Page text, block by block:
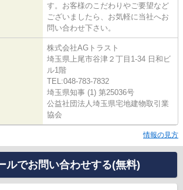
す。お客様のこだわりやご要望など
ございましたら、お気軽に当社へお
問い合わせ下さい。
株式会社AGトラスト
埼玉県上尾市谷津２丁目1-34 日和ビ
ル1階
TEL:048-783-7832
埼玉県知事 (1) 第25036号
公益社団法人埼玉県宅地建物取引業
協会
情報の見方
ルでお問い合わせする(無料)